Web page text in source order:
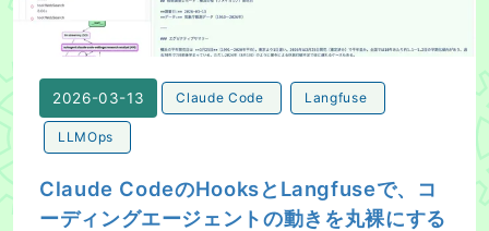
2026-03-13 Claude Code Langfuse
LLMOps
Claude CodeのHooksとLangfuseで、コ
ーディングエージェントの動きを丸裸にする